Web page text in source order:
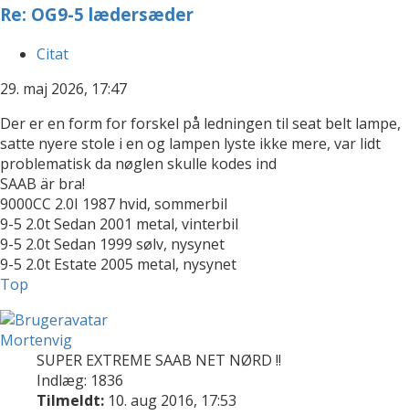
Re: OG9-5 lædersæder
Citat
29. maj 2026, 17:47
Der er en form for forskel på ledningen til seat belt lampe,
satte nyere stole i en og lampen lyste ikke mere, var lidt
problematisk da nøglen skulle kodes ind
SAAB är bra!
9000CC 2.0I 1987 hvid, sommerbil
9-5 2.0t Sedan 2001 metal, vinterbil
9-5 2.0t Sedan 1999 sølv, nysynet
9-5 2.0t Estate 2005 metal, nysynet
Top
Mortenvig
SUPER EXTREME SAAB NET NØRD !!
Indlæg: 1836
Tilmeldt: 10. aug 2016, 17:53